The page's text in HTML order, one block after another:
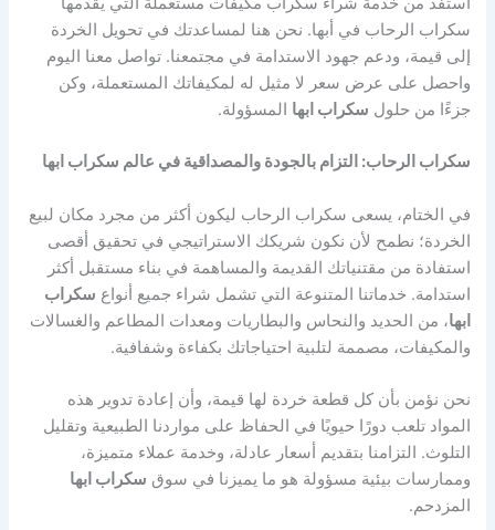
سكراب الرحاب في أبها. نحن هنا لمساعدتك في تحويل الخردة
إلى قيمة، ودعم جهود الاستدامة في مجتمعنا. تواصل معنا اليوم
واحصل على عرض سعر لا مثيل له لمكيفاتك المستعملة، وكن
جزءًا من حلول سكراب ابها المسؤولة.
سكراب الرحاب: التزام بالجودة والمصداقية في عالم سكراب ابها
في الختام، يسعى سكراب الرحاب ليكون أكثر من مجرد مكان لبيع
الخردة؛ نطمح لأن نكون شريكك الاستراتيجي في تحقيق أقصى
استفادة من مقتنياتك القديمة والمساهمة في بناء مستقبل أكثر
استدامة. خدماتنا المتنوعة التي تشمل شراء جميع أنواع سكراب
ابها، من الحديد والنحاس والبطاريات ومعدات المطاعم والغسالات
والمكيفات، مصممة لتلبية احتياجاتك بكفاءة وشفافية.
نحن نؤمن بأن كل قطعة خردة لها قيمة، وأن إعادة تدوير هذه
المواد تلعب دورًا حيويًا في الحفاظ على مواردنا الطبيعية وتقليل
التلوث. التزامنا بتقديم أسعار عادلة، وخدمة عملاء متميزة،
وممارسات بيئية مسؤولة هو ما يميزنا في سوق سكراب ابها
المزدحم.